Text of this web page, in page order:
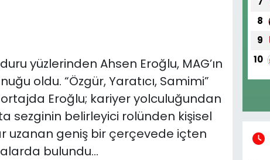
yüzlerinden Ahsen Eroğlu, MAG’ın
oldu. “Özgür, Yaratıcı, Samimi”
Eroğlu; kariyer yolculuğundan
sezginin belirleyici rolünden kişisel
uzanan geniş bir çerçevede içten
bulundu…
8
9
10